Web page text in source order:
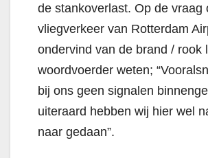
de stankoverlast. Op de vraag
vliegverkeer van Rotterdam
ondervind van de brand / rook
woordvoerder weten;
bij ons geen signalen
uiteraard hebben wij hier wel
naar gedaan”.